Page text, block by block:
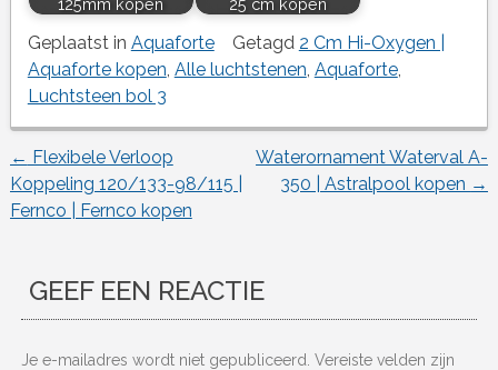
125mm kopen
25 cm kopen
Geplaatst in Aquaforte Getagd 2 Cm Hi-Oxygen |
Aquaforte kopen Alle luchtstenen Aquaforte,
Luchtsteen bol 3
Berichtnavigatie
← Flexibele Verloop
Koppeling 120/133-98/115 |
Fernco | Fernco kopen
Waterornament Waterval A-
350 | Astralpool kopen →
GEEF EEN REACTIE
Je e-mailadres wordt niet gepubliceerd. Vereiste velden zijn